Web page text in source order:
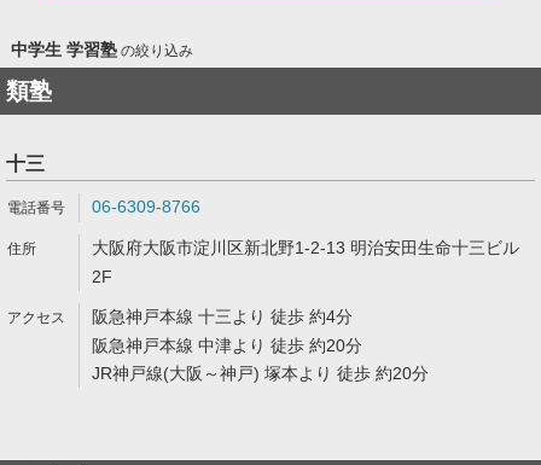
中学生 学習塾の絞り込み
類塾
十三
06-6309-8766
大阪府大阪市淀川区新北野1-2-13 明治安田生命十三ビル
2F
阪急神戸本線 十三より 徒歩 約4分
阪急神戸本線 中津より 徒歩 約20分
JR神戸線(大阪～神戸) 塚本より 徒歩 約20分